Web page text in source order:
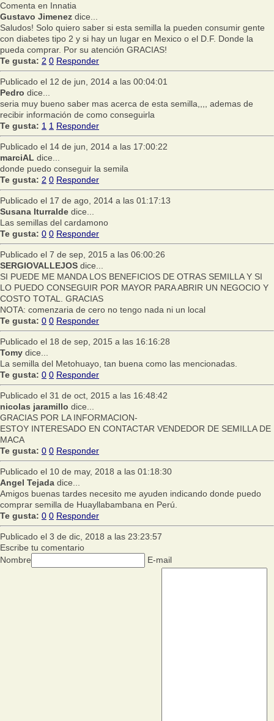
Comenta en Innatia
Gustavo Jimenez dice...
Saludos! Solo quiero saber si esta semilla la pueden consumir gente
con diabetes tipo 2 y si hay un lugar en Mexico o el D.F. Donde la
pueda comprar. Por su atención GRACIAS!
Te gusta: 2 0 Responder
Publicado el 12 de jun, 2014 a las 00:04:01
Pedro dice...
seria muy bueno saber mas acerca de esta semilla,,,, ademas de
recibir información de como conseguirla
Te gusta: 1 1 Responder
Publicado el 14 de jun, 2014 a las 17:00:22
marciAL dice...
donde puedo conseguir la semila
Te gusta: 2 0 Responder
Publicado el 17 de ago, 2014 a las 01:17:13
Susana Iturralde dice...
Las semillas del cardamono
Te gusta: 0 0 Responder
Publicado el 7 de sep, 2015 a las 06:00:26
SERGIOVALLEJOS dice...
SI PUEDE ME MANDA LOS BENEFICIOS DE OTRAS SEMILLA Y SI
LO PUEDO CONSEGUIR POR MAYOR PARA ABRIR UN NEGOCIO Y
COSTO TOTAL. GRACIAS
NOTA: comenzaria de cero no tengo nada ni un local
Te gusta: 0 0 Responder
Publicado el 18 de sep, 2015 a las 16:16:28
Tomy dice...
La semilla del Metohuayo, tan buena como las mencionadas.
Te gusta: 0 0 Responder
Publicado el 31 de oct, 2015 a las 16:48:42
nicolas jaramillo dice...
GRACIAS POR LA INFORMACION-
ESTOY INTERESADO EN CONTACTAR VENDEDOR DE SEMILLA DE
MACA
Te gusta: 0 0 Responder
Publicado el 10 de may, 2018 a las 01:18:30
Angel Tejada dice...
Amigos buenas tardes necesito me ayuden indicando donde puedo
comprar semilla de Huayllabambana en Perú.
Te gusta: 0 0 Responder
Publicado el 3 de dic, 2018 a las 23:23:57
Escribe tu comentario
Nombre
E-mail